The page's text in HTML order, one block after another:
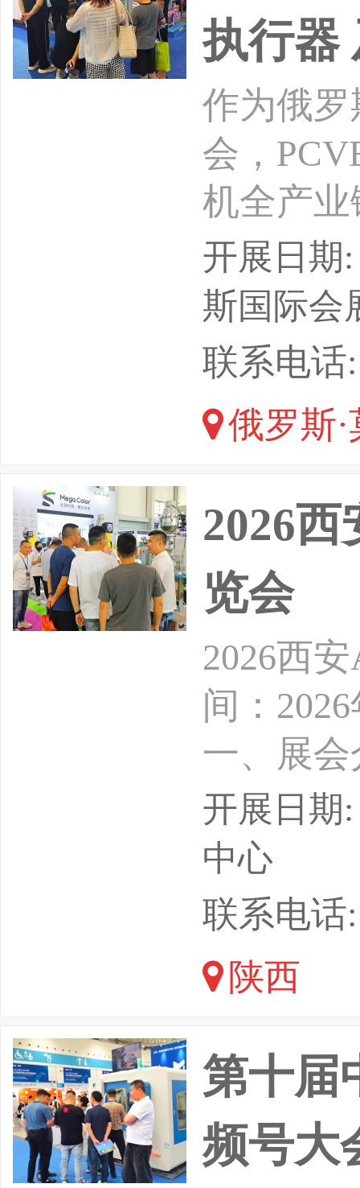
执行器
作为俄
会，
机全产
于一体
核心渠
求。俄
存在刚
天然气
核心客
开展日期
斯国际会
联系电话
俄罗斯·
2026
览会
2026西
间：
一、展
核心承
算”专项
中国，
大、西
航天军
产业完
开展日期
中心
联系电话:
陕西
第十届
频号大